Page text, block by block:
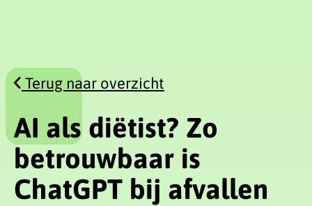
Terug naar overzicht
AI als diëtist? Zo
betrouwbaar is
ChatGPT bij afvallen